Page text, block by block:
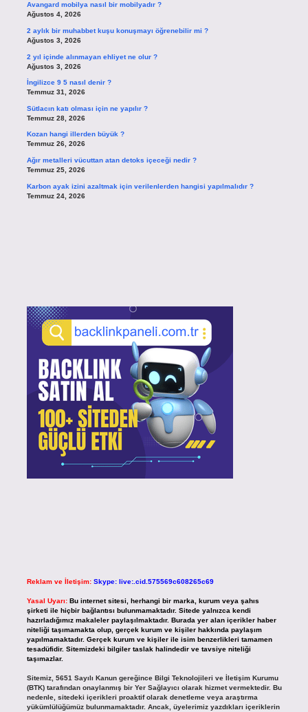
Avangard mobilya nasıl bir mobilyadır ?
Ağustos 4, 2026
2 aylık bir muhabbet kuşu konuşmayı öğrenebilir mi ?
Ağustos 3, 2026
2 yıl içinde alınmayan ehliyet ne olur ?
Ağustos 3, 2026
İngilizce 9 5 nasıl denir ?
Temmuz 31, 2026
Sütlacın katı olması için ne yapılır ?
Temmuz 28, 2026
Kozan hangi illerden büyük ?
Temmuz 26, 2026
Ağır metalleri vücuttan atan detoks içeceği nedir ?
Temmuz 25, 2026
Karbon ayak izini azaltmak için verilenlerden hangisi yapılmalıdır ?
Temmuz 24, 2026
Reklam ve İletişim: Skype: live:.cid.575569c608265c69
Yasal Uyarı: Bu internet sitesi, herhangi bir marka, kurum veya şahıs
şirketi ile hiçbir bağlantısı bulunmamaktadır. Sitede yalnızca kendi
hazırladığımız makaleler paylaşılmaktadır. Burada yer alan içerikler haber
niteliği taşımamakta olup, gerçek kurum ve kişiler hakkında paylaşım
yapılmamaktadır. Gerçek kurum ve kişiler ile isim benzerlikleri tamamen
tesadüfidir. Sitemizdeki bilgiler taslak halindedir ve tavsiye niteliği
taşımazlar.
Sitemiz, 5651 Sayılı Kanun gereğince Bilgi Teknolojileri ve İletişim Kurumu
(BTK) tarafından onaylanmış bir Yer Sağlayıcı olarak hizmet vermektedir. Bu
nedenle, sitedeki içerikleri proaktif olarak denetleme veya araştırma
yükümlülüğümüz bulunmamaktadır. Ancak, üyelerimiz yazdıkları içeriklerin